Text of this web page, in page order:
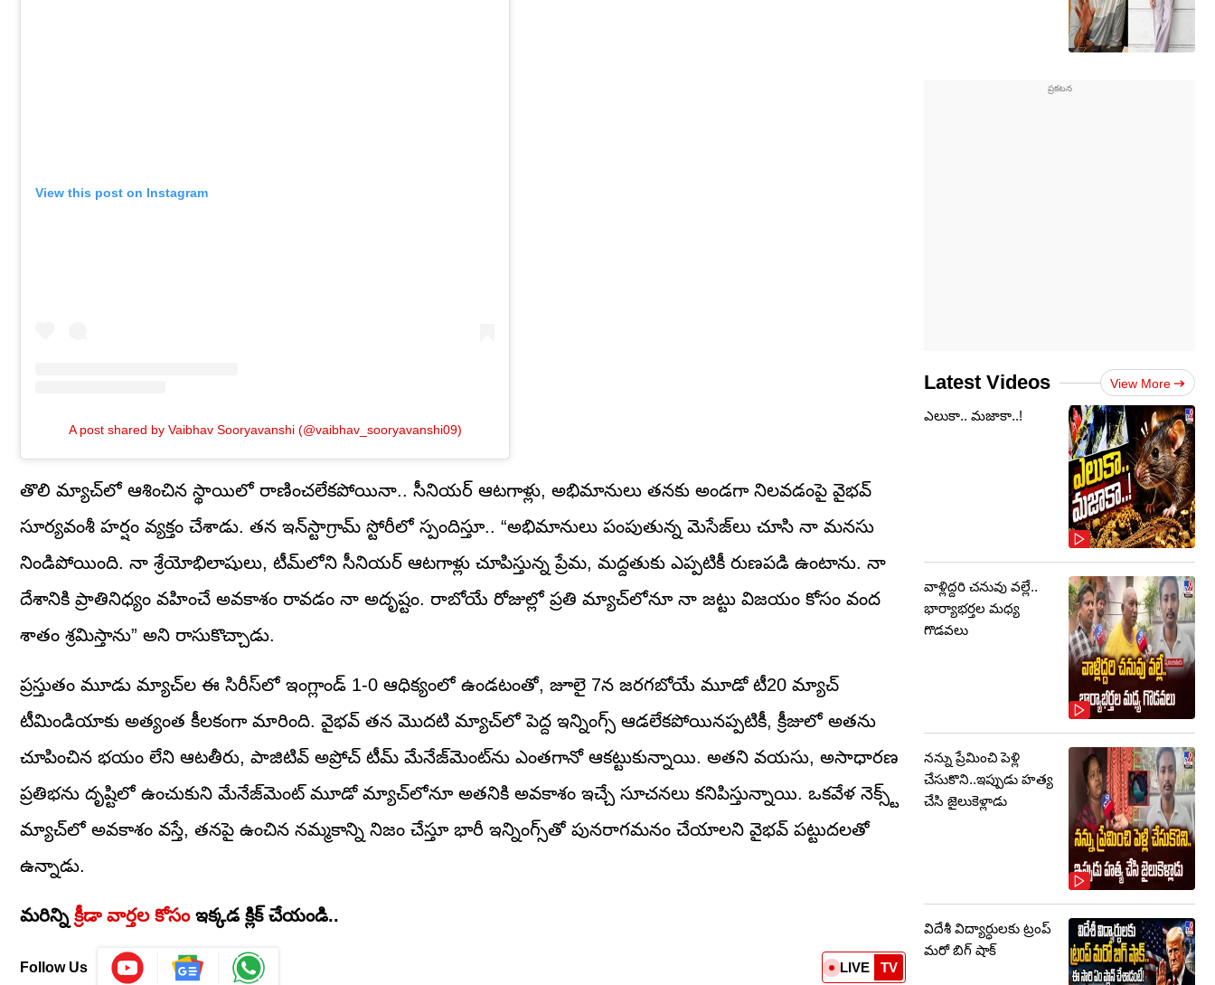
View this post on Instagram
A post shared by Vaibhav Sooryavanshi (@vaibhav_sooryavanshi09)
తొలి మ్యాచ్‌లో ఆశించిన స్థాయిలో రాణించలేకపోయినా.. సీనియర్ ఆటగాళ్లు, అభిమానులు తనకు అండగా నిలవడంపై వైభవ్
సూర్యవంశీ హర్షం వ్యక్తం చేశాడు. తన ఇన్‌స్టాగ్రామ్ స్టోరీలో స్పందిస్తూ.. “అభిమానులు పంపుతున్న మెసేజ్‌లు చూసి నా మనసు
నిండిపోయింది. నా శ్రేయోభిలాషులు, టీమ్‌లోని సీనియర్ ఆటగాళ్లు చూపిస్తున్న ప్రేమ, మద్దతుకు ఎప్పటికీ రుణపడి ఉంటాను. నా
దేశానికి ప్రాతినిధ్యం వహించే అవకాశం రావడం నా అదృష్టం. రాబోయే రోజుల్లో ప్రతి మ్యాచ్‌లోనూ నా జట్టు విజయం కోసం వంద
శాతం శ్రమిస్తాను” అని రాసుకొచ్చాడు.
ప్రస్తుతం మూడు మ్యాచ్‌ల ఈ సిరీస్‌లో ఇంగ్లాండ్ 1-0 ఆధిక్యంలో ఉండటంతో, జూలై 7న జరగబోయే మూడో టీ20 మ్యాచ్
టీమిండియాకు అత్యంత కీలకంగా మారింది. వైభవ్ తన మొదటి మ్యాచ్‌లో పెద్ద ఇన్నింగ్స్ ఆడలేకపోయినప్పటికీ, క్రీజులో అతను
చూపించిన భయం లేని ఆటతీరు, పాజిటివ్ అప్రోచ్ టీమ్ మేనేజ్‌మెంట్‌ను ఎంతగానో ఆకట్టుకున్నాయి. అతని వయసు, అసాధారణ
ప్రతిభను దృష్టిలో ఉంచుకుని మేనేజ్‌మెంట్ మూడో మ్యాచ్‌లోనూ అతనికి అవకాశం ఇచ్చే సూచనలు కనిపిస్తున్నాయి. ఒకవేళ నెక్స్ట్
మ్యాచ్‌లో అవకాశం వస్తే, తనపై ఉంచిన నమ్మకాన్ని నిజం చేస్తూ భారీ ఇన్నింగ్స్‌తో పునరాగమనం చేయాలని వైభవ్ పట్టుదలతో
ఉన్నాడు.
మరిన్ని క్రీడా వార్తల కోసంఇక్కడ క్లిక్ చేయండి..
Follow Us LIVE TV
Latest Videos View More
ఎలుకా.. మజాకా..!
వాళ్లిద్దరి చనువు వల్లే..
భార్యాభర్తల మధ్య
గొడవలు
నన్ను ప్రేమించి పెళ్లి
చేసుకొని..ఇప్పుడు హత్య
చేసి జైలుకెళ్లాడు
విదేశీ విద్యార్ధులకు ట్రంప్‌
మరో బిగ్‌ షాక్‌